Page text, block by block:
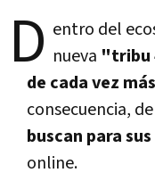
D entro del
nueva "tribu
de cada vez
consecuencia,
buscan para
online.